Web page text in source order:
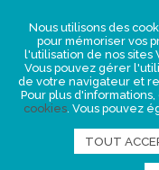
Une offre globale sur-
Presse
Nous utilisons des
pour mémoriser vos
l'utilisation de nos sites
Vous pouvez gérer
de votre navigateur et
Pour plus
cookies. Vous pouvez
TOUT